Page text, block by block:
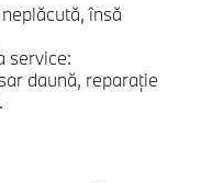
însă
service:
daună, reparație